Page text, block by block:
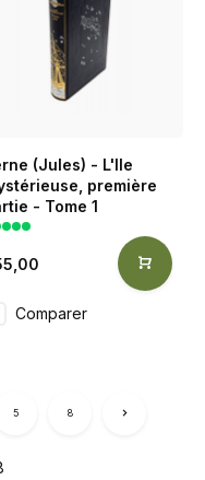
(Jules) - L'Ile
première
- Tome 1
Comparer
5 8